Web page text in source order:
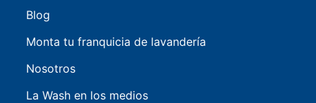
Blog
Monta tu franquicia de lavandería
Nosotros
La Wash en los medios